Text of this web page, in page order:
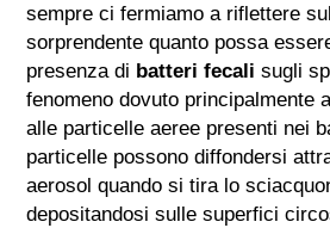
sempre ci fermiamo a riflettere
sorprendente quanto possa
presenza di batteri fecali sugli
fenomeno dovuto principalmente
alle particelle aeree presenti nei
particelle possono diffondersi
aerosol quando si tira lo
depositandosi sulle superfici